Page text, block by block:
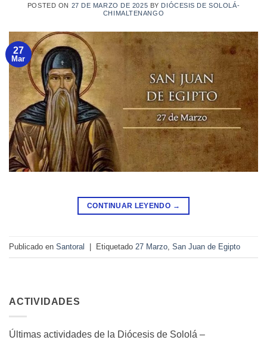
POSTED ON 27 DE MARZO DE 2025 BY DIÓCESIS DE SOLOLÁ-
CHIMALTENANGO
27
Mar
CONTINUAR LEYENDO →
Publicado en Santoral | Etiquetado 27 Marzo San Juan de Egipto
ACTIVIDADES
Últimas actividades de la Diócesis de Sololá –